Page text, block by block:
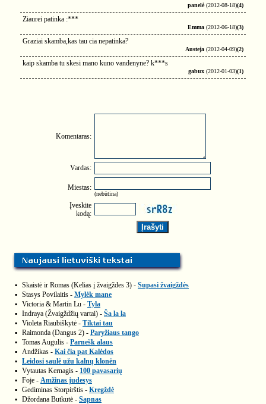
panelė(2012-08-18)(4)
Ziaurei patinka :***
Emma (2012-06-18)(3)
Graziai skamba,kas tau cia nepatinka?
Austeja (2012-04-09)(2)
kaip skamba tu skesi mano kuno vandenyne? k***s
gabux (2012-01-03)(1)
Komentaras:
Vardas:
Miestas:
(nebūtina)
Įveskite
kodą:
▪ Skaistė ir Romas (Kelias į žvaigždes 3) - Supasi žvaigždės
▪ Stasys Povilaitis - Mylėk mane
▪ Victoria & Martin Lu - Tyla
▪ Indraya (Žvaigždžių vartai) - Ša la la
▪ Violeta Riaubiškytė - Tiktai tau
▪ Raimonda (Dangus 2) - Paryžiaus tango
▪ Tomas Augulis - Parnešk alaus
▪ Andžikas - Kai čia pat Kalėdos
▪ Leidosi saulė užu kalnų klonėn
▪ Vytautas Kernagis - 100 pavasarių
▪ Foje - Amžinas judesys
▪ Gediminas Storpirštis - Kregždė
▪ Džordana Butkutė - Sapnas